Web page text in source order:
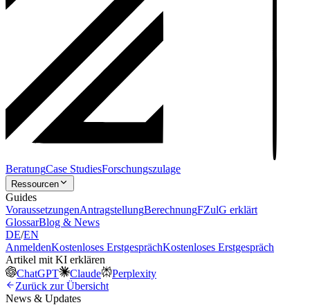
BeratungCase StudiesForschungszulage
Ressourcen
Guides
VoraussetzungenAntragstellungBerechnungFZulG erklärt
GlossarBlog & News
DE/EN
AnmeldenKostenloses ErstgesprächKostenloses Erstgespräch
Artikel mit KI erklären
ChatGPT
Claude
Perplexity
Zurück zur Übersicht
News & Updates